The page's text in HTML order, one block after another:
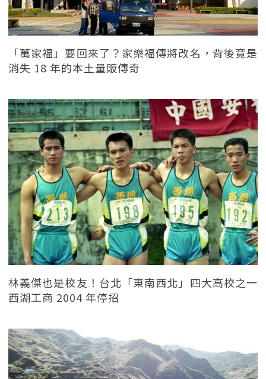
「萬家福」要回來了？家樂福傳將改名，背後竟是
消失 18 年的本土量販傳奇
林義傑也是校友！台北「東南西北」四大高校之一
西湖工商 2004 年停招